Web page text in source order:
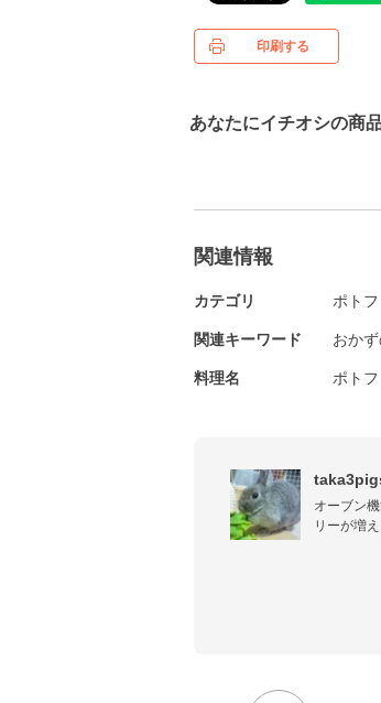
印刷する
あなたにイチオシの商
関連情報
カテゴリ ポトフ
関連キーワード おか
料理名 ポトフ
オーブン
リーが増